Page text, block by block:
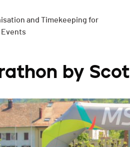
and Timekeeping for
by